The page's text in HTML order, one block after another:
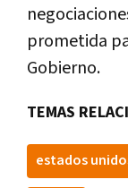
prometida
Gobierno.
TEMAS
estados